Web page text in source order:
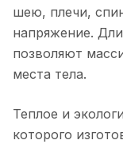
шею, плечи,
напряжение.
позволяют
места тела.
Теплое и
которого